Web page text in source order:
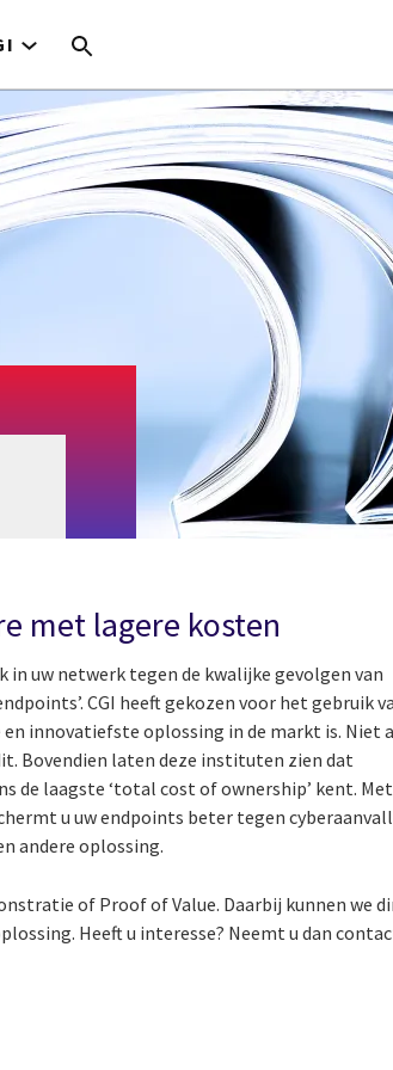
met lagere kosten
in uw netwerk tegen de kwalijke gevolgen van
CGI heeft gekozen voor het gebruik
innovatiefste oplossing in de markt is. Niet
Bovendien laten deze instituten zien dat
de laagste ‘total cost of ownership’ kent. Met
u uw endpoints beter tegen
andere oplossing.
of Proof of Value. Daarbij kunnen we
Heeft u interesse? Neemt u dan